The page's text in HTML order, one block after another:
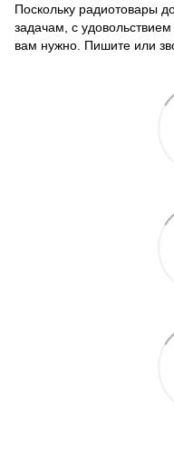
Поскольку радиотовары
задачам, с
вам нужно. Пишите или